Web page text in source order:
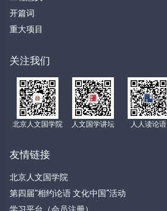
开篇词
重大项目
关注我们
北京人文国学院 人文国学讲坛 人人读论语
友情链接
北京人文国学院
第四届“相约论语 文化中国”活动